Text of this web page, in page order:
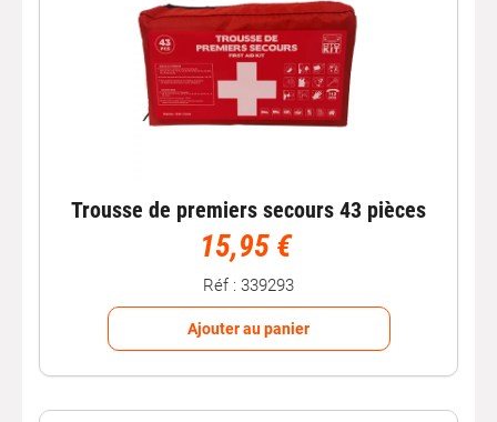
Trousse de premiers secours 43 pièces
15,95 €
Réf : 339293
Ajouter au panier